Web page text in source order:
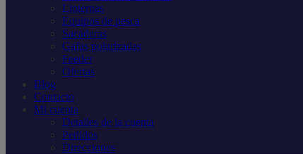
Linternas
Equipos de pesca
Sacaderas
Gafas polarizadas
Feeder
Ofertas
Blog
Contacto
Mi cuenta
Detalles de la cuenta
Pedidos
Direcciones